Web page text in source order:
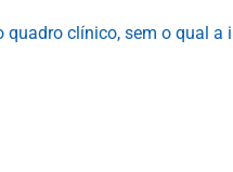
clínico, sem o qual a